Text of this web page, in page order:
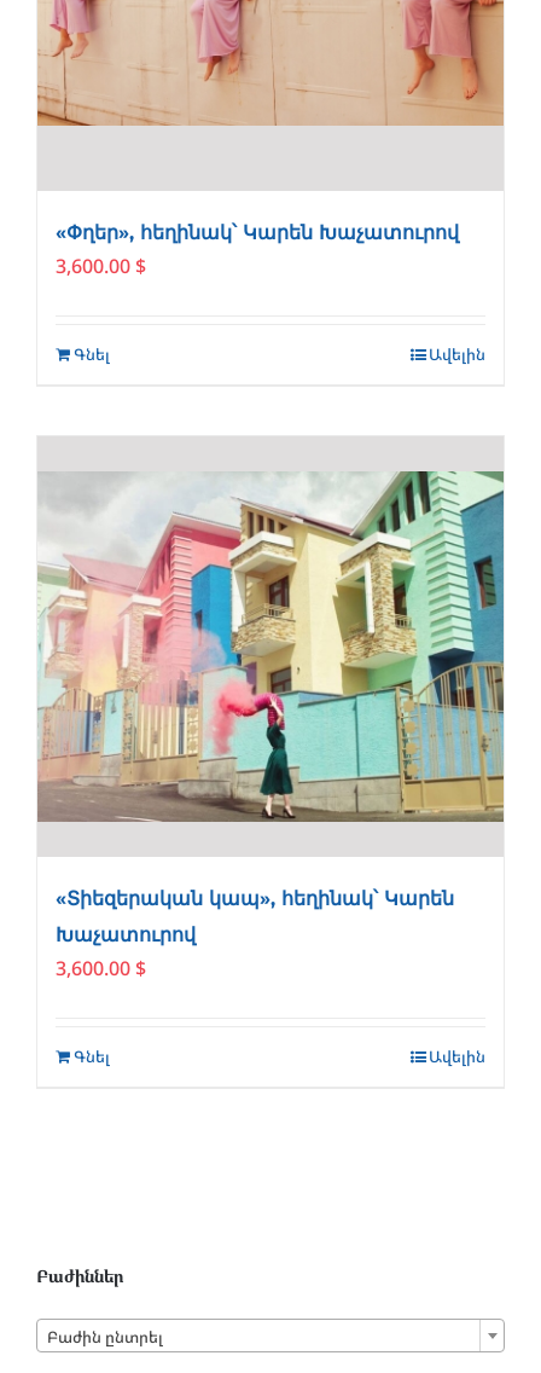
product
page
«Փղեր», հեղինակ՝ Կարեն Խաչատուրով
3,600.00 $
Գնել Ավելին
«Տիեզերական կապ», հեղինակ՝ Կարեն
Խաչատուրով
3,600.00 $
Գնել Ավելին
Բաժիններ
Բաժին ընտրել